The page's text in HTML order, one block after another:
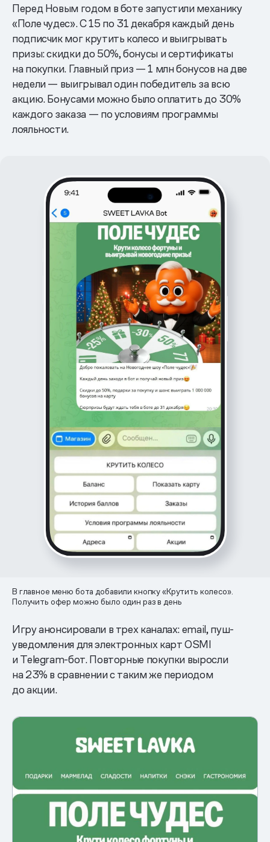
Перед Новым годом в боте запустили механику
«Поле чудес». С 15 по 31 декабря каждый день
подписчик мог крутить колесо и выигрывать
призы: скидки до 50%, бонусы и сертификаты
на покупки. Главный приз — 1 млн бонусов на две
недели — выигрывал один победитель за всю
акцию. Бонусами можно было оплатить до 30%
каждого заказа — по условиям программы
лояльности.
В главное меню бота добавили кнопку «Крутить колесо».
Получить офер можно было один раз в день
Игру анонсировали в трех каналах: email, пуш-
уведомления для электронных карт OSMI
и Telegram-бот. Повторные покупки выросли
на 23% в сравнении с таким же периодом
до акции.